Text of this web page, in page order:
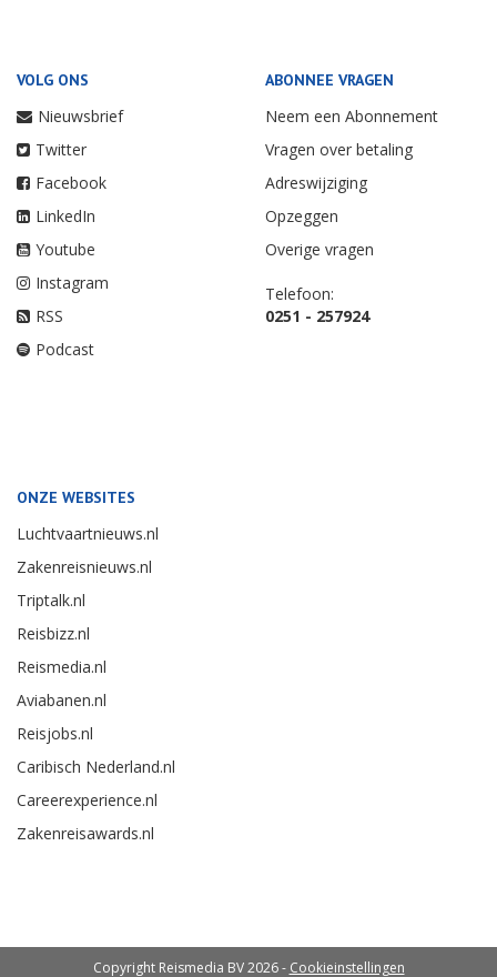
VOLG ONS
Nieuwsbrief
Twitter
Facebook
LinkedIn
Youtube
Instagram
RSS
Podcast
ABONNEE VRAGEN
Neem een Abonnement
Vragen over betaling
Adreswijziging
Opzeggen
Overige vragen
Telefoon:
0251 - 257924
ONZE WEBSITES
Luchtvaartnieuws.nl
Zakenreisnieuws.nl
Triptalk.nl
Reisbizz.nl
Reismedia.nl
Aviabanen.nl
Reisjobs.nl
Caribisch Nederland.nl
Careerexperience.nl
Zakenreisawards.nl
Copyright Reismedia BV 2026 - Cookieinstellingen